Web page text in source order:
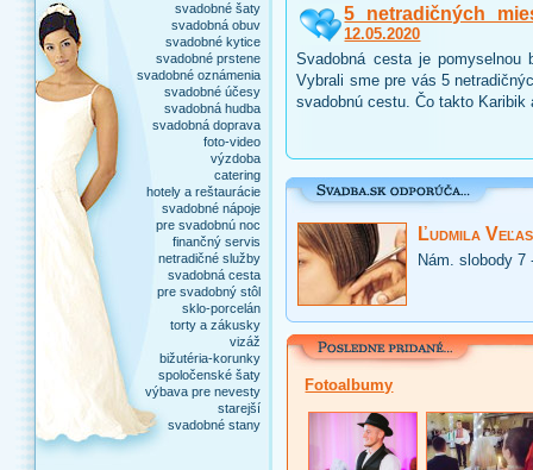
svadobné šaty
svadobná obuv
svadobné kytice
svadobné prstene
svadobné oznámenia
svadobné účesy
svadobná hudba
svadobná doprava
foto-video
výzdoba
catering
hotely a reštaurácie
svadobné nápoje
pre svadobnú noc
finančný servis
netradičné služby
svadobná cesta
pre svadobný stôl
sklo-porcelán
torty a zákusky
vizáž
bižutéria-korunky
spoločenské šaty
výbava pre nevesty
starejší
svadobné stany
5 netradičných
12.05.2020
Svadobná cesta je pomyselnou
Vybrali sme pre vás 5
svadobnú cestu. Čo takto Karibik
Ľudmila
Nám. slobody 7
Fotoalbumy